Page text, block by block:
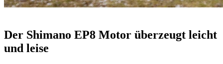
Der Shimano EP8 Motor überzeugt leicht
und leise